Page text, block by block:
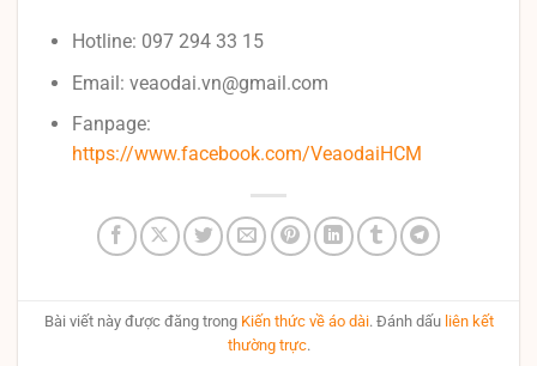
Hotline: 097 294 33 15
Email: veaodai.vn@gmail.com
Fanpage:
https://www.facebook.com/VeaodaiHCM
Bài viết này được đăng trong Kiến thức về áo dài. Đánh dấu liên kết
thường trực.